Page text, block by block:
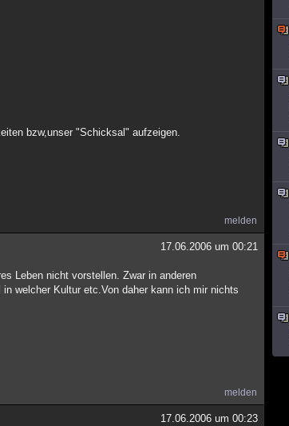
bzw,unser "Schicksal" aufzeigen.
melden
17.06.2006 um 00:21
Leben nicht vorstellen. Zwar in anderen
welcher Kultur etc.Von daher kann ich mir nichts
melden
17.06.2006 um 00:23